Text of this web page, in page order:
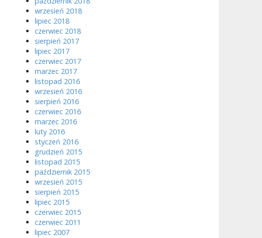
wrzesień 2018
lipiec 2018
czerwiec 2018
sierpień 2017
lipiec 2017
czerwiec 2017
marzec 2017
listopad 2016
wrzesień 2016
sierpień 2016
czerwiec 2016
marzec 2016
luty 2016
styczeń 2016
grudzień 2015
listopad 2015
październik 2015
wrzesień 2015
sierpień 2015
lipiec 2015
czerwiec 2015
czerwiec 2011
lipiec 2007